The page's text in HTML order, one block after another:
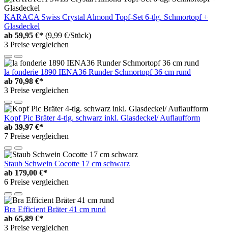
KARACA Swiss Crystal Almond Topf-Set 6-tlg. Schmortopf +
Glasdeckel
ab 59,95 €* (9,99 €/Stück)
3 Preise vergleichen
la fonderie 1890 IENA36 Runder Schmortopf 36 cm rund
ab 70,98 €*
3 Preise vergleichen
Kopf Pic Bräter 4-tlg. schwarz inkl. Glasdeckel/ Auflaufform
ab 39,97 €*
7 Preise vergleichen
Staub Schwein Cocotte 17 cm schwarz
ab 179,00 €*
6 Preise vergleichen
Bra Efficient Bräter 41 cm rund
ab 65,89 €*
3 Preise vergleichen